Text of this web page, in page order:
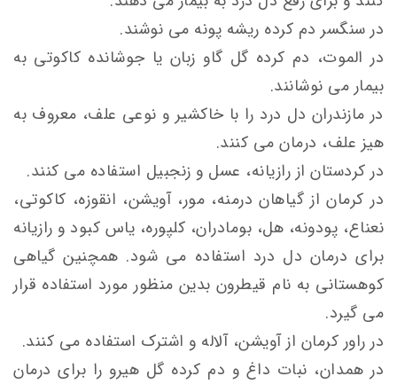
در سنگسر دم کرده ریشه پونه می نوشند.
در الموت، دم کرده گل گاو زبان یا جوشانده کاکوتی به
بیمار می نوشانند.
در مازندران دل درد را با خاکشیر و نوعی علف، معروف به
هیز علف، درمان می کنند.
در کردستان از رازیانه، عسل و زنجبیل استفاده می کنند.
در کرمان از گیاهان درمنه، مور، آویشن، انقوزه، کاکوتی،
نعناع، پودونه، هل، بومادران، کلپوره، یاس کبود و رازیانه
برای درمان دل درد استفاده می شود. همچنین گیاهی
کوهستانی به نام قیطرون بدین منظور مورد استفاده قرار
می گیرد.
در راور کرمان از آویشن، آلاله و اشترک استفاده می کنند.
در همدان، نبات داغ و دم کرده گل هیرو را برای درمان